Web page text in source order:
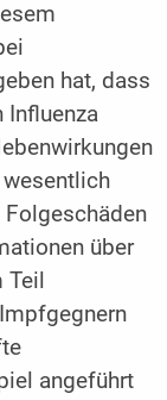
hat, dass
Influenza
über
angeführt